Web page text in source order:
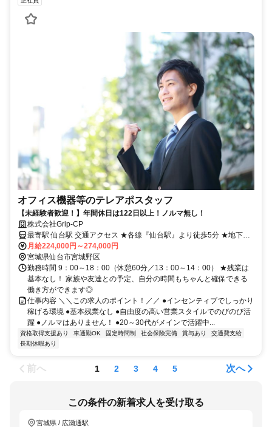
オフィス機器等のテレアポスタッフ
【未経験者歓迎！】年間休日は122日以上！ノルマ無し！
株式会社Grip-CP
最寄駅 仙台駅 交通アクセス ★各線『仙台駅』より徒歩5分 ★地下鉄
東西線『宮城野通駅』より徒歩1分
月給224,000円～274,000円
宮城県仙台市宮城野区
勤務時間 9：00～18：00（休憩60分／13：00～14：00） ★残業は
基本なし！ 家族や友達との予定、自分の時間もちゃんと確保できる
働き方ができます◎
仕事内容 ＼＼この求人のポイント！／／ ●インセンティブでしっかり
稼げる環境 ●基本残業なし ●自由度の高い営業スタイルでのびのび活
躍 ●ノルマはありません！ ●20～30代がメインで活躍中...
資格取得支援あり 車通勤OK 固定時間制 社会保険完備 賞与あり
交通費支給
長期休暇あり
前へ 1 2 3 4 5 次へ
この条件の新着求人を受け取る
宮城県 / 広瀬通駅